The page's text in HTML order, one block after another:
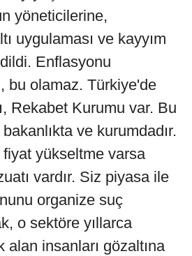
yöneticilerine,
uygulaması ve kayyım
Enflasyonu
bu olamaz. Türkiye'de
Rekabet Kurumu var. Bu
ve kurumdadır.
fiyat yükseltme varsa
vardır. Siz piyasa ile
organize suç
o sektöre yıllarca
alan insanları gözaltına